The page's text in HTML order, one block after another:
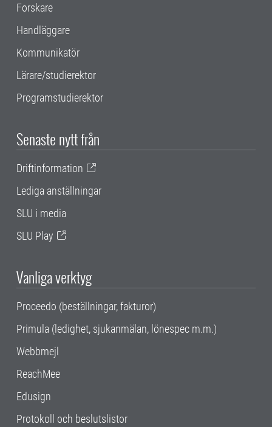
Forskare
Handläggare
Kommunikatör
Lärare/studierektor
Programstudierektor
Senaste nytt från
Driftinformation
Lediga anställningar
SLU i media
SLU Play
Vanliga verktyg
Proceedo (beställningar, fakturor)
Primula (ledighet, sjukanmälan, lönespec m.m.)
Webbmejl
ReachMee
Edusign
Protokoll och beslutslistor